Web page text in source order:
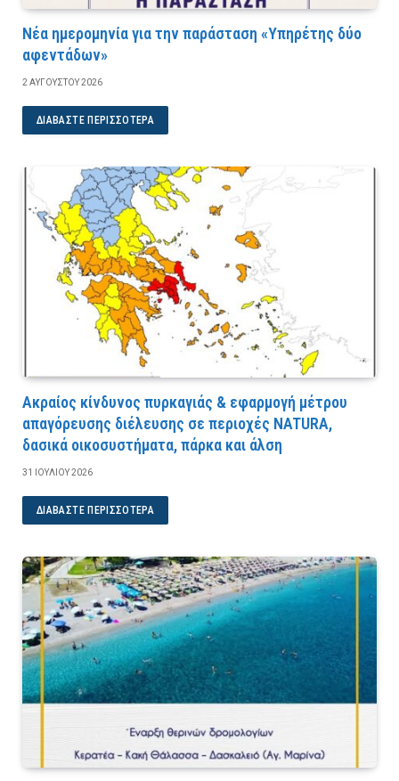
Νέα ημερομηνία για την παράσταση «Υπηρέτης δύο
αφεντάδων»
2 ΑΥΓΟΎΣΤΟΥ 2026
ΔΙΑΒΆΣΤΕ ΠΕΡΙΣΣΌΤΕΡΑ
Ακραίος κίνδυνος πυρκαγιάς & εφαρμογή μέτρου
απαγόρευσης διέλευσης σε περιοχές NATURA,
δασικά οικοσυστήματα, πάρκα και άλση
31 ΙΟΥΛΊΟΥ 2026
ΔΙΑΒΆΣΤΕ ΠΕΡΙΣΣΌΤΕΡΑ